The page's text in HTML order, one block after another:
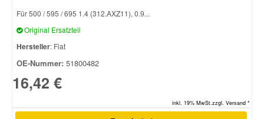
Für 500 / 595 / 695 1.4 (312.AXZ11), 0.9...
Original Ersatzteil
Hersteller: Fiat
OE-Nummer: 51800482
16,42 €
inkl. 19% MwSt.zzgl. Versand *